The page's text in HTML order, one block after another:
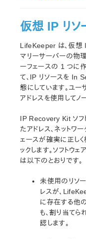
重要なお知らせ
概要
新機能
バグの修正 /
廃止された機能
LifeKeeperコン
システム要件
オープンソース
既知の問題
テクニカルノート
アップデート
LifeKeeper for
LifeKeeper ソフ
LifeKeeper 環境
仮想 IP リソ
LifeKeeper は、仮想
マリーサーバーの物理
ーフェースの 1 つに
て、IP リソースを In
態にしています。ユ
アドレスを使用してノ
IP Recovery Kit ソフ
たアドレス、ネットワ
ェースが確実に正し
ックします。ソフトウ
は以下のとおりです。
未使用のリソ
レスが、
に存在する他
も、割り当てら
認します。